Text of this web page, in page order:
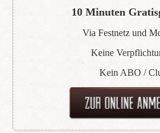
10 Minuten
Via Festnetz und
Keine
Kein ABO /